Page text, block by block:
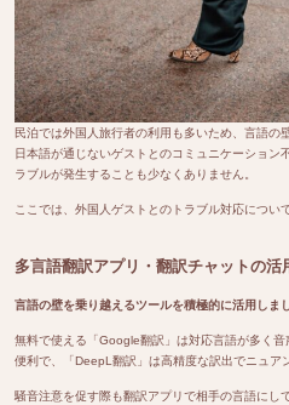
民泊では外国人旅行者の利用も多いため、言語の
日本語が通じないゲストとのコミュニケーション
ラブルが発生することも少なくありません。
ここでは、外国人ゲストとのトラブル対応につい
多言語翻訳アプリ・翻訳チャットの活
言語の壁を乗り越えるツールを積極的に活用しま
無料で使える「Google翻訳」は対応言語が多く
便利で、「DeepL翻訳 」は高精度な訳出でニュア
騒音注意を促す際も翻訳アプリで相手の言語にし